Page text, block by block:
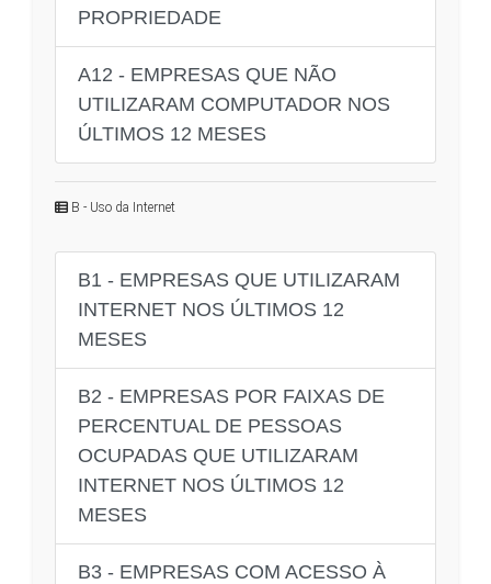
PROPRIEDADE
A12 - EMPRESAS QUE NÃO
UTILIZARAM COMPUTADOR NOS
ÚLTIMOS 12 MESES
B - Uso da Internet
B1 - EMPRESAS QUE UTILIZARAM
INTERNET NOS ÚLTIMOS 12
MESES
B2 - EMPRESAS POR FAIXAS DE
PERCENTUAL DE PESSOAS
OCUPADAS QUE UTILIZARAM
INTERNET NOS ÚLTIMOS 12
MESES
B3 - EMPRESAS COM ACESSO À